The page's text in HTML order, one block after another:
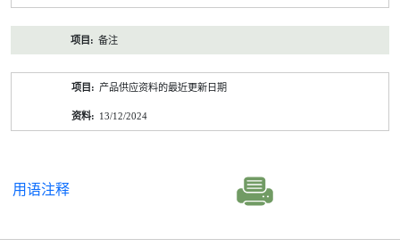
备注
产品供应资料的最近更新日期
13/12/2024
用语注释